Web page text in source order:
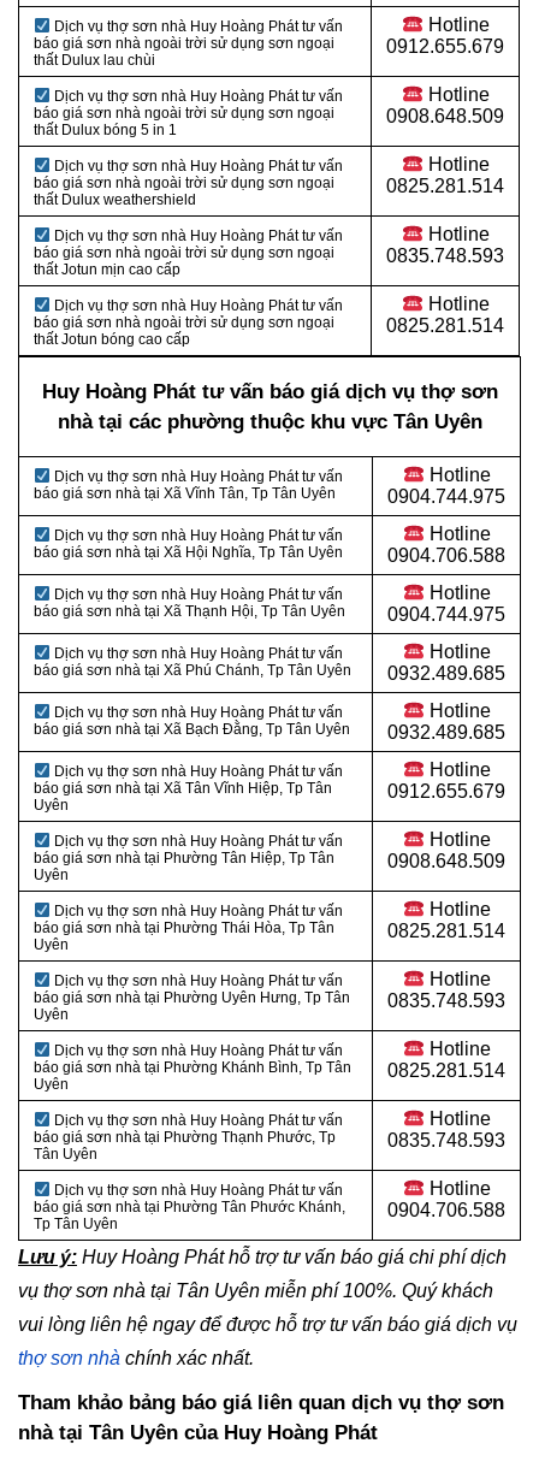
Dịch vụ thợ sơn nhà Huy Hoàng Phát tư vấn
báo giá sơn nhà ngoài trời sử dụng sơn ngoại
thất Dulux lau chùi
Hotline
0912.655.679
Dịch vụ thợ sơn nhà Huy Hoàng Phát tư vấn
báo giá sơn nhà ngoài trời sử dụng sơn ngoại
thất Dulux bóng 5 in 1
Hotline
0908.648.509
Dịch vụ thợ sơn nhà Huy Hoàng Phát tư vấn
báo giá sơn nhà ngoài trời sử dụng sơn ngoại
thất Dulux weathershield
Hotline
0825.281.514
Dịch vụ thợ sơn nhà Huy Hoàng Phát tư vấn
báo giá sơn nhà ngoài trời sử dụng sơn ngoại
thất Jotun mịn cao cấp
Hotline
0835.748.593
Dịch vụ thợ sơn nhà Huy Hoàng Phát tư vấn
báo giá sơn nhà ngoài trời sử dụng sơn ngoại
thất Jotun bóng cao cấp
Hotline
0825.281.514
Huy Hoàng Phát tư vấn báo giá dịch vụ thợ sơn
nhà tại các phường thuộc khu vực Tân Uyên
Dịch vụ thợ sơn nhà Huy Hoàng Phát tư vấn
báo giá sơn nhà tại Xã Vĩnh Tân, Tp Tân Uyên
Hotline
0904.744.975
Dịch vụ thợ sơn nhà Huy Hoàng Phát tư vấn
báo giá sơn nhà tại Xã Hội Nghĩa, Tp Tân Uyên
Hotline
0904.706.588
Dịch vụ thợ sơn nhà Huy Hoàng Phát tư vấn
báo giá sơn nhà tại Xã Thạnh Hội, Tp Tân Uyên
Hotline
0904.744.975
Dịch vụ thợ sơn nhà Huy Hoàng Phát tư vấn
báo giá sơn nhà tại Xã Phú Chánh, Tp Tân Uyên
Hotline
0932.489.685
Dịch vụ thợ sơn nhà Huy Hoàng Phát tư vấn
báo giá sơn nhà tại Xã Bạch Đằng, Tp Tân Uyên
Hotline
0932.489.685
Dịch vụ thợ sơn nhà Huy Hoàng Phát tư vấn
báo giá sơn nhà tại Xã Tân Vĩnh Hiệp, Tp Tân
Uyên
Hotline
0912.655.679
Dịch vụ thợ sơn nhà Huy Hoàng Phát tư vấn
báo giá sơn nhà tại Phường Tân Hiệp, Tp Tân
Uyên
Hotline
0908.648.509
Dịch vụ thợ sơn nhà Huy Hoàng Phát tư vấn
báo giá sơn nhà tại Phường Thái Hòa, Tp Tân
Uyên
Hotline
0825.281.514
Dịch vụ thợ sơn nhà Huy Hoàng Phát tư vấn
báo giá sơn nhà tại Phường Uyên Hưng, Tp Tân
Uyên
Hotline
0835.748.593
Dịch vụ thợ sơn nhà Huy Hoàng Phát tư vấn
báo giá sơn nhà tại Phường Khánh Bình, Tp Tân
Uyên
Hotline
0825.281.514
Dịch vụ thợ sơn nhà Huy Hoàng Phát tư vấn
báo giá sơn nhà tại Phường Thạnh Phước, Tp
Tân Uyên
Hotline
0835.748.593
Dịch vụ thợ sơn nhà Huy Hoàng Phát tư vấn
báo giá sơn nhà tại Phường Tân Phước Khánh,
Tp Tân Uyên
Hotline
0904.706.588
Lưu ý: Huy Hoàng Phát hỗ trợ tư vấn báo giá chi phí dịch
vụ thợ sơn nhà tại Tân Uyên miễn phí 100%. Quý khách
vui lòng liên hệ ngay để được hỗ trợ tư vấn báo giá dịch vụ
thợ sơn nhà chính xác nhất.
Tham khảo bảng báo giá liên quan dịch vụ thợ sơn
nhà tại Tân Uyên của Huy Hoàng Phát